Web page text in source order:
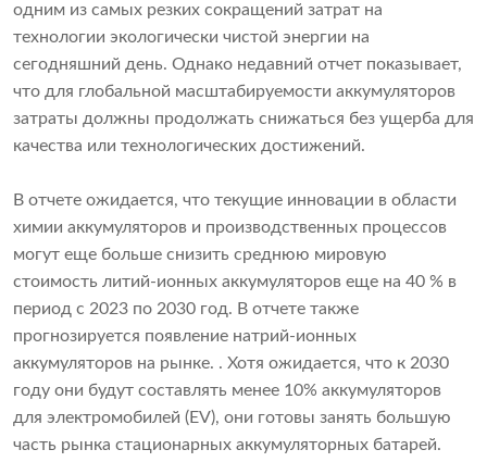
одним из самых резких сокращений затрат на
технологии экологически чистой энергии на
сегодняшний день. Однако недавний отчет показывает,
что для глобальной масштабируемости аккумуляторов
затраты должны продолжать снижаться без ущерба для
качества или технологических достижений.
В отчете ожидается, что текущие инновации в области
химии аккумуляторов и производственных процессов
могут еще больше снизить среднюю мировую
стоимость литий-ионных аккумуляторов еще на 40 % в
период с 2023 по 2030 год. В отчете также
прогнозируется появление натрий-ионных
аккумуляторов на рынке. . Хотя ожидается, что к 2030
году они будут составлять менее 10% аккумуляторов
для электромобилей (EV), они готовы занять большую
часть рынка стационарных аккумуляторных батарей.